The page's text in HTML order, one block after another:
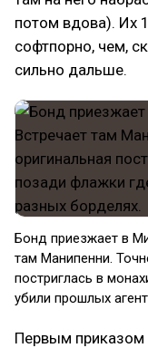
потом вдова). Их
софтпорно, чем,
сильно дальше.
Бонд приезжает в
там Манипенни.
постриглась в
убили прошлых
Первым приказом